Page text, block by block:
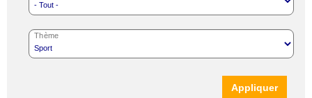
Thème
Appliquer